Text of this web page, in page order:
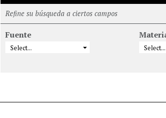
Refine su búsqueda a ciertos campos
Fuente